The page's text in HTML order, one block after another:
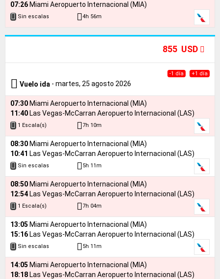
07:26 Miami Aeropuerto Internacional (MIA)
Sin escalas 4h 56m
855 USD
-1 día +1 día
Vuelo ida - martes, 25 agosto 2026
07:30 Miami Aeropuerto Internacional (MIA)
11:40 Las Vegas-McCarran Aeropuerto Internacional (LAS)
1 Escala(s) 7h 10m
08:30 Miami Aeropuerto Internacional (MIA)
10:41 Las Vegas-McCarran Aeropuerto Internacional (LAS)
Sin escalas 5h 11m
08:50 Miami Aeropuerto Internacional (MIA)
12:54 Las Vegas-McCarran Aeropuerto Internacional (LAS)
1 Escala(s) 7h 04m
13:05 Miami Aeropuerto Internacional (MIA)
15:16 Las Vegas-McCarran Aeropuerto Internacional (LAS)
Sin escalas 5h 11m
14:05 Miami Aeropuerto Internacional (MIA)
18:18 Las Vegas-McCarran Aeropuerto Internacional (LAS)